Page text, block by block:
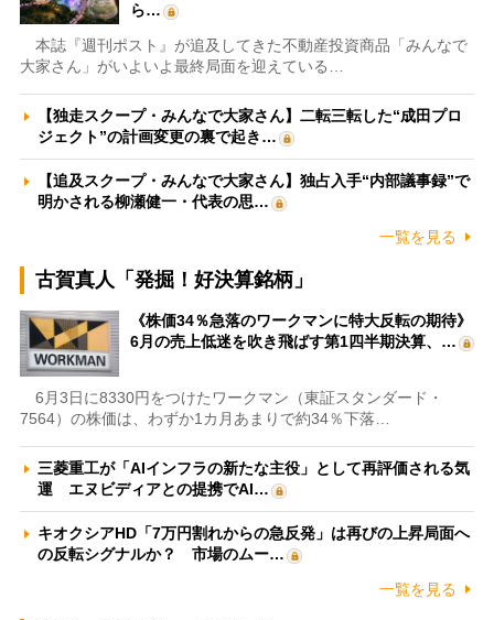
ら…
本誌『週刊ポスト』が追及してきた不動産投資商品「みんなで
大家さん」がいよいよ最終局面を迎えている…
【独走スクープ・みんなで大家さん】二転三転した“成田プロ
ジェクト”の計画変更の裏で起き…
【追及スクープ・みんなで大家さん】独占入手“内部議事録”で
明かされる柳瀬健一・代表の思…
一覧を見る
古賀真人「発掘！好決算銘柄」
《株価34％急落のワークマンに特大反転の期待》
6月の売上低迷を吹き飛ばす第1四半期決算、…
6月3日に8330円をつけたワークマン（東証スタンダード・
7564）の株価は、わずか1カ月あまりで約34％下落…
三菱重工が「AIインフラの新たな主役」として再評価される気
運 エヌビディアとの提携でAI…
キオクシアHD「7万円割れからの急反発」は再びの上昇局面へ
の反転シグナルか？ 市場のムー…
一覧を見る